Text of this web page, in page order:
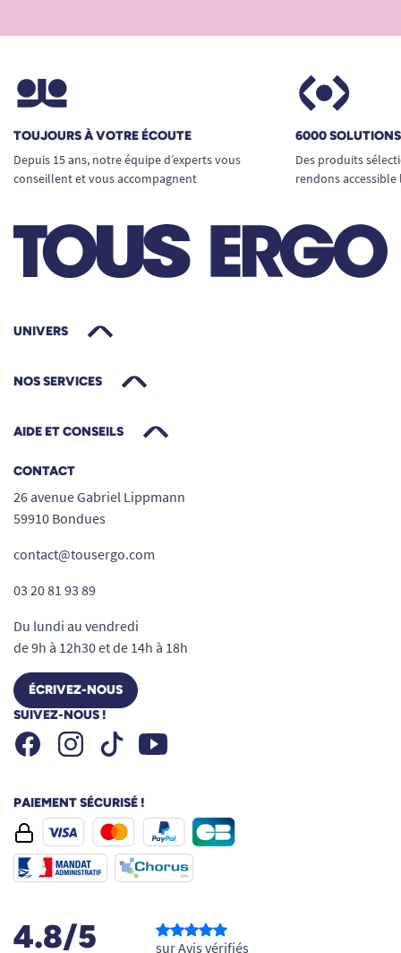
TOUJOURS À VOTRE ÉCOUTE
Depuis 15 ans, notre équipe d’experts vous
conseillent et vous accompagnent
6000
Des produits
rendons
UNIVERS
NOS SERVICES
AIDE ET CONSEILS
CONTACT
26 avenue Gabriel Lippmann
59910 Bondues
contact@tousergo.com
03 20 81 93 89
Du lundi au vendredi
de 9h à 12h30 et de 14h à 18h
ÉCRIVEZ-NOUS
SUIVEZ-NOUS !
FacebookInstagramTiktok Youtube
PAIEMENT SÉCURISÉ !
4.8/5 sur Avis vérifiés